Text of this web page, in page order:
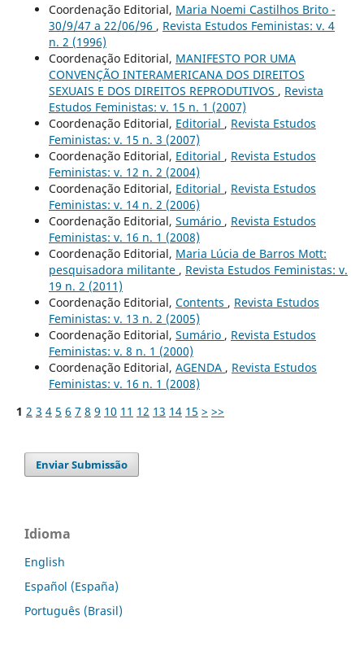
Coordenação Editorial, Maria Noemi Castilhos Brito -
30/9/47 a 22/06/96 , Revista Estudos Feministas: v. 4
n. 2 (1996)
Coordenação Editorial, MANIFESTO POR UMA
CONVENÇÃO INTERAMERICANA DOS DIREITOS
SEXUAIS E DOS DIREITOS REPRODUTIVOS , Revista
Estudos Feministas: v. 15 n. 1 (2007)
Coordenação Editorial, Editorial , Revista Estudos
Feministas: v. 15 n. 3 (2007)
Coordenação Editorial, Editorial , Revista Estudos
Feministas: v. 12 n. 2 (2004)
Coordenação Editorial, Editorial , Revista Estudos
Feministas: v. 14 n. 2 (2006)
Coordenação Editorial, Sumário , Revista Estudos
Feministas: v. 16 n. 1 (2008)
Coordenação Editorial, Maria Lúcia de Barros Mott:
pesquisadora militante , Revista Estudos Feministas: v.
19 n. 2 (2011)
Coordenação Editorial, Contents , Revista Estudos
Feministas: v. 13 n. 2 (2005)
Coordenação Editorial, Sumário , Revista Estudos
Feministas: v. 8 n. 1 (2000)
Coordenação Editorial, AGENDA , Revista Estudos
Feministas: v. 16 n. 1 (2008)
1 2 3 4 5 6 7 8 9 10 11 12 13 14 15 > >>
Enviar Submissão
Idioma
English
Español (España)
Português (Brasil)